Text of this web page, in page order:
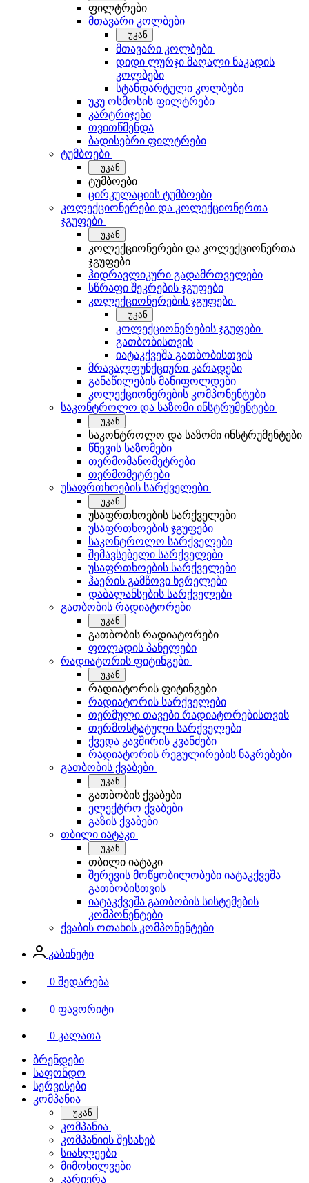
ფილტრები
მთავარი კოლბები
უკან
მთავარი კოლბები
დიდი ლურჯი მაღალი ნაკადის
კოლბები
სტანდარტული კოლბები
უკუ ოსმოსის ფილტრები
კარტრიჯები
თვითწმენდა
ბადისებრი ფილტრები
ტუმბოები
უკან
ტუმბოები
ცირკულაციის ტუმბოები
კოლექციონერები და კოლექციონერთა
ჯგუფები
უკან
კოლექციონერები და კოლექციონერთა
ჯგუფები
ჰიდრავლიკური გადამრთველები
სწრაფი შეკრების ჯგუფები
კოლექციონერების ჯგუფები
უკან
კოლექციონერების ჯგუფები
გათბობისთვის
იატაკქვეშა გათბობისთვის
მრავალფუნქციური კარადები
განაწილების მანიფოლდები
კოლექციონერების კომპონენტები
საკონტროლო და საზომი ინსტრუმენტები
უკან
საკონტროლო და საზომი ინსტრუმენტები
წნევის საზომები
თერმომანომეტრები
თერმომეტრები
უსაფრთხოების სარქველები
უკან
უსაფრთხოების სარქველები
უსაფრთხოების ჯგუფები
საკონტროლო სარქველები
შემავსებელი სარქველები
უსაფრთხოების სარქველები
ჰაერის გამწოვი ხვრელები
დაბალანსების სარქველები
გათბობის რადიატორები
უკან
გათბობის რადიატორები
ფოლადის პანელები
რადიატორის ფიტინგები
უკან
რადიატორის ფიტინგები
რადიატორის სარქველები
თერმული თავები რადიატორებისთვის
თერმოსტატული სარქველები
ქვედა კავშირის კვანძები
რადიატორის რეგულირების ნაკრებები
გათბობის ქვაბები
უკან
გათბობის ქვაბები
ელექტრო ქვაბები
გაზის ქვაბები
თბილი იატაკი
უკან
თბილი იატაკი
შერევის მოწყობილობები იატაკქვეშა
გათბობისთვის
იატაკქვეშა გათბობის სისტემების
კომპონენტები
ქვაბის ოთახის კომპონენტები
კაბინეტი
0 შედარება
0 ფავორიტი
0 კალათა
ბრენდები
საფონდო
სერვისები
კომპანია
უკან
კომპანია
კომპანიის შესახებ
სიახლეები
მიმოხილვები
კარიერა